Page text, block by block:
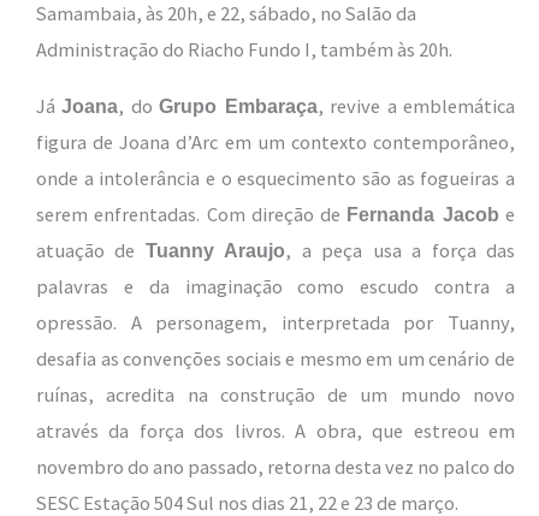
Samambaia, às 20h, e 22, sábado, no Salão da
Administração do Riacho Fundo I, também às 20h.
JáJoana, doGrupo Embaraça, revive a emblemática
figura de Joana d’Arc em um contexto contemporâneo,
onde a intolerância e o esquecimento são as fogueiras a
serem enfrentadas. Com direção de Fernanda Jacob e
atuação de Tuanny Araujo, a peça usa a força das
palavras e da imaginação como escudo contra a
opressão. A personagem, interpretada por Tuanny,
desafia as convenções sociais e mesmo em um cenário de
ruínas, acredita na construção de um mundo novo
através da força dos livros. A obra, que estreou em
novembro do ano passado, retorna desta vez no palco do
SESC Estação 504 Sul nos dias 21, 22 e 23 de março.